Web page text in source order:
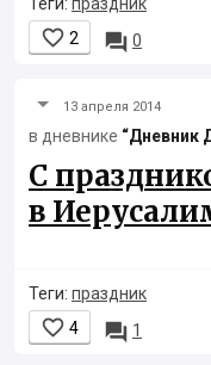
 2  0
13 апреля 2014
в дневнике “Дневник
С
в
Теги: праздник
 4  1